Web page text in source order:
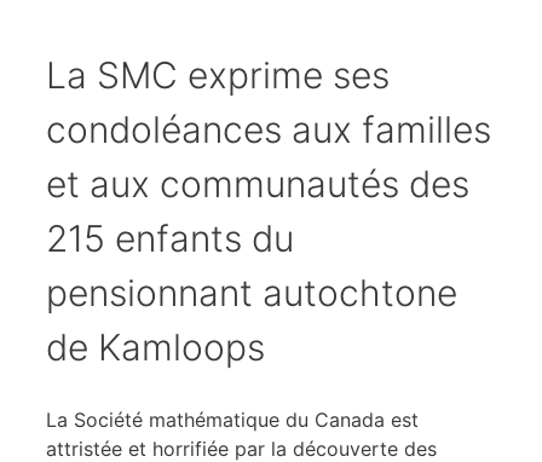
La SMC exprime ses
condoléances aux familles
et aux communautés des
215 enfants du
pensionnant autochtone
de Kamloops
La Société mathématique du Canada est
attristée et horrifiée par la découverte des